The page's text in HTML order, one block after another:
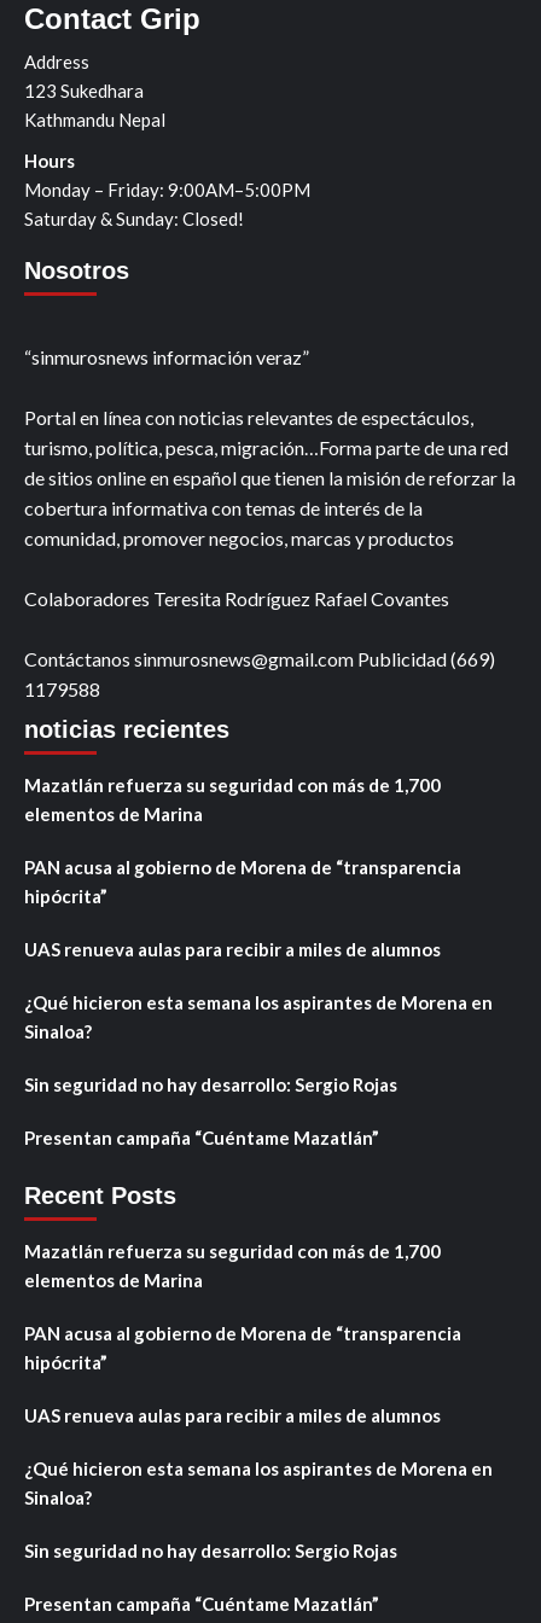
Contact Grip
Address
123 Sukedhara
Kathmandu Nepal
Hours
Monday – Friday: 9:00AM–5:00PM
Saturday & Sunday: Closed!
Nosotros
“sinmurosnews información veraz”
Portal en línea con noticias relevantes de espectáculos,
turismo, política, pesca, migración…Forma parte de una red
de sitios online en español que tienen la misión de reforzar la
cobertura informativa con temas de interés de la
comunidad, promover negocios, marcas y productos
Colaboradores Teresita Rodríguez Rafael Covantes
Contáctanos sinmurosnews@gmail.com Publicidad (669)
1179588
noticias recientes
Mazatlán refuerza su seguridad con más de 1,700
elementos de Marina
PAN acusa al gobierno de Morena de “transparencia
hipócrita”
UAS renueva aulas para recibir a miles de alumnos
¿Qué hicieron esta semana los aspirantes de Morena en
Sinaloa?
Sin seguridad no hay desarrollo: Sergio Rojas
Presentan campaña “Cuéntame Mazatlán”
Recent Posts
Mazatlán refuerza su seguridad con más de 1,700
elementos de Marina
PAN acusa al gobierno de Morena de “transparencia
hipócrita”
UAS renueva aulas para recibir a miles de alumnos
¿Qué hicieron esta semana los aspirantes de Morena en
Sinaloa?
Sin seguridad no hay desarrollo: Sergio Rojas
Presentan campaña “Cuéntame Mazatlán”